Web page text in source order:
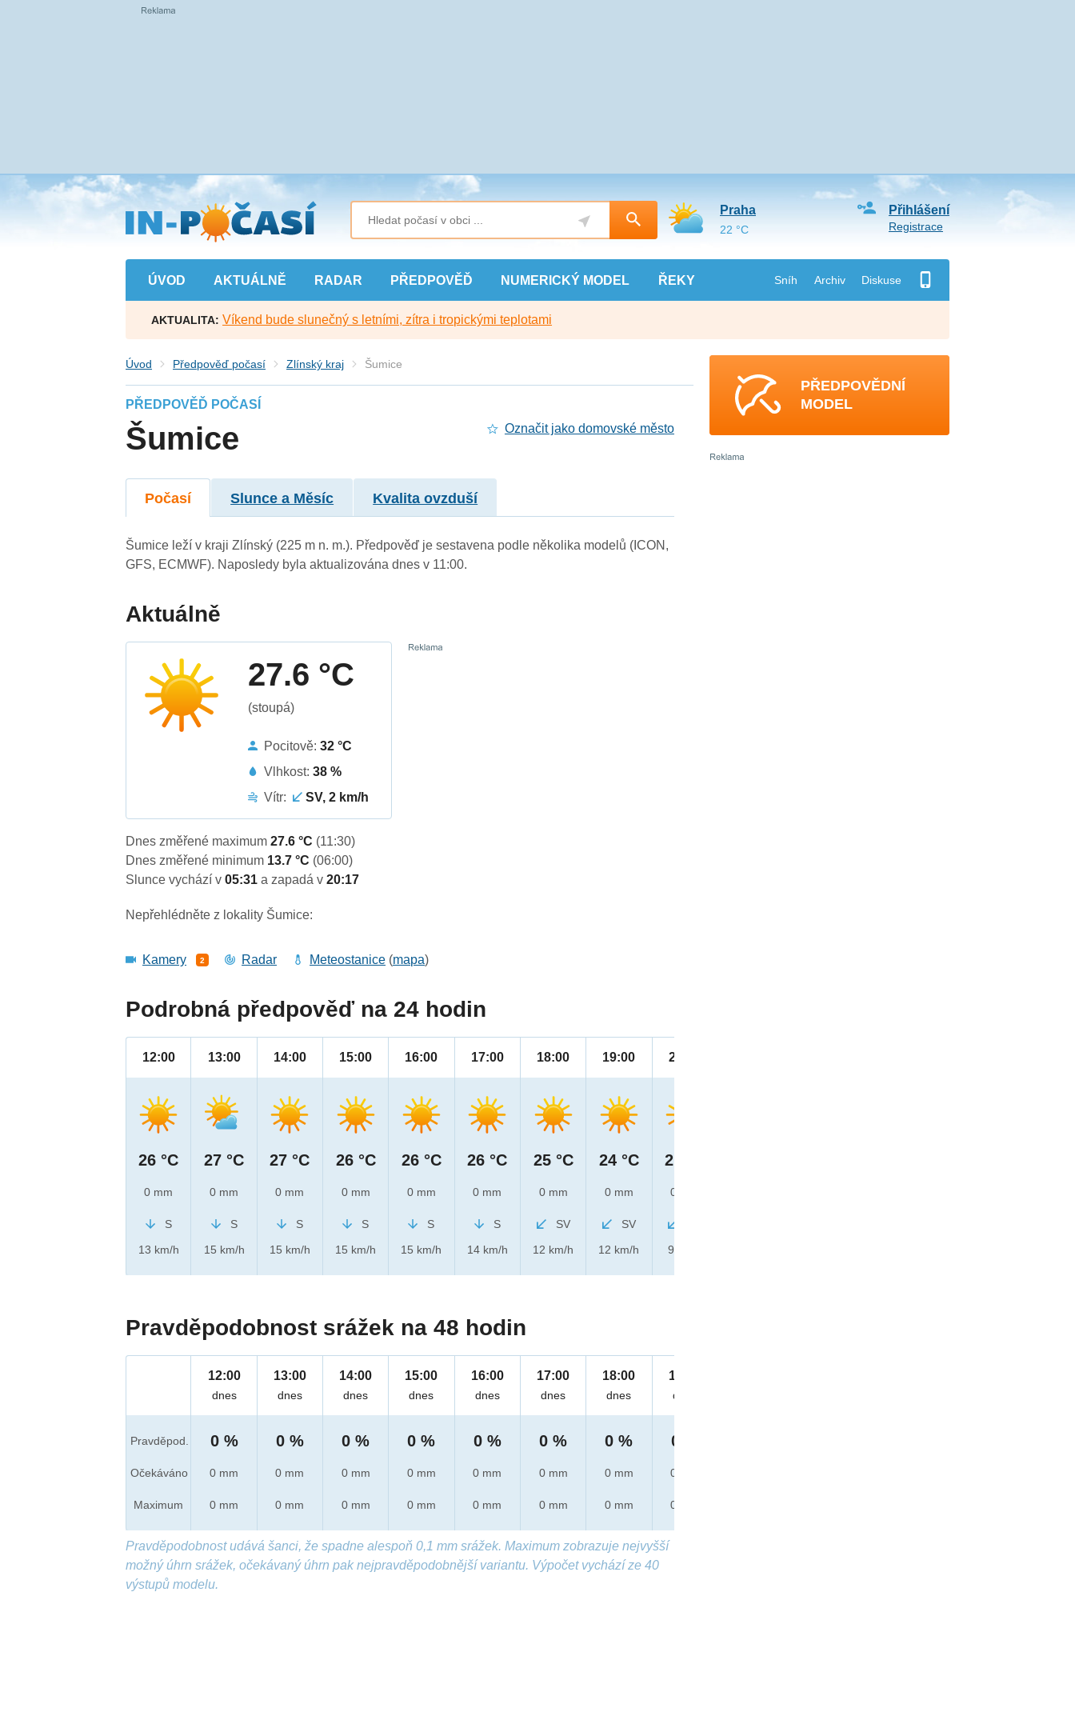
Přejít
na
hlavní
obsah
ÚVOD AKTUÁLNĚ RADAR PŘEDPOVĚĎ NUMERICKÝ MODEL ŘEKY Sníh Archiv Diskuse
Přihlášení
Registrace
Praha
22 °C
AKTUALITA: Víkend bude slunečný s letními, zítra i tropickými teplotami
Úvod Předpověď počasí Zlínský kraj Šumice
PŘEDPOVĚĎ POČASÍ
Šumice Označit jako domovské město
Počasí Slunce a Měsíc Kvalita ovzduší
Šumice leží v kraji Zlínský (225 m n. m.). Předpověď je sestavena podle několika modelů (ICON,
GFS, ECMWF). Naposledy byla aktualizována dnes v 11:00.
Aktuálně
27.6 °C
(stoupá)
Pocitově:32 °C
Vlhkost:38 %
Vítr:
SV, 2 km/h
Dnes změřené maximum27.6 °C (11:30)
Dnes změřené minimum 13.7 °C (06:00)
Slunce vychází v05:31a zapadá v20:17
Nepřehlédněte z lokality Šumice:
Kamery 2 Radar Meteostanice (mapa)
Podrobná předpověď na 24 hodin
12:00
26 °C
0 mm
S
13 km/h
13:00
27 °C
0 mm
S
15 km/h
14:00
27 °C
0 mm
S
15 km/h
15:00
26 °C
0 mm
S
15 km/h
16:00
26 °C
0 mm
S
15 km/h
17:00
26 °C
0 mm
S
14 km/h
18:00
25 °C
0 mm
SV
12 km/h
19:00
24 °C
0 mm
SV
12 km/h
20:00
21 °C
0 mm
9 km/h
Pravděpodobnost srážek na 48 hodin
Pravděpod.
Očekáváno
Maximum
12:00
dnes
0 %
0 mm
0 mm
13:00
dnes
0 %
0 mm
0 mm
14:00
dnes
0 %
0 mm
0 mm
15:00
dnes
0 %
0 mm
0 mm
16:00
dnes
0 %
0 mm
0 mm
17:00
dnes
0 %
0 mm
0 mm
18:00
dnes
0 %
0 mm
0 mm
19:00
dnes
0 %
0 mm
0 mm
Pravděpodobnost udává šanci, že spadne alespoň 0,1 mm srážek. Maximum zobrazuje nejvyšší
možný úhrn srážek, očekávaný úhrn pak nejpravděpodobnější variantu. Výpočet vychází ze 40
výstupů modelu.
PŘEDPOVĚDNÍ
MODEL